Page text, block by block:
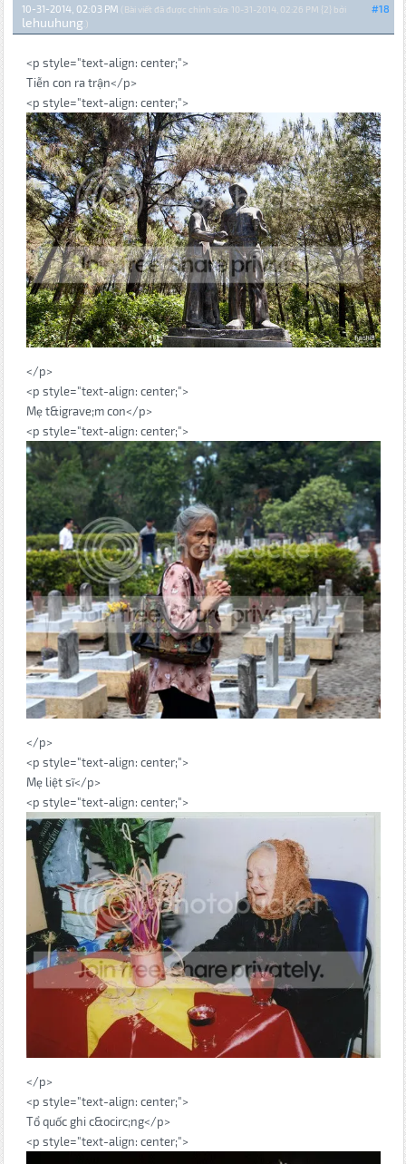
#18
10-31-2014, 02:03 PM (Bài viết đã được chỉnh sửa: 10-31-2014, 02:26 PM {2} bởi
lehuuhung.)
<p style="text-align: center;">
Tiễn con ra trận</p>
<p style="text-align: center;">
</p>
<p style="text-align: center;">
Mẹ t&igrave;m con</p>
<p style="text-align: center;">
</p>
<p style="text-align: center;">
Mẹ liệt sĩ</p>
<p style="text-align: center;">
</p>
<p style="text-align: center;">
Tổ quốc ghi c&ocirc;ng</p>
<p style="text-align: center;">